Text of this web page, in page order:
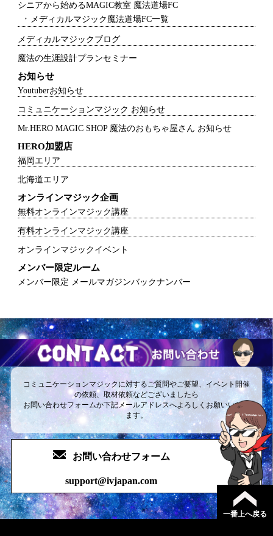
シニアから始めるMAGIC教室 魔法道場FC
メディカルマジック魔法道場FC一覧
メディカルマジックブログ
魔法の生涯設計プランセミナー
お知らせ
Youtuberお知らせ
コミュニケーションマジック お知らせ
Mr.HERO MAGIC SHOP 魔法のおもちゃ屋さん お知らせ
HERO加盟店
福岡エリア
北海道エリア
オンラインマジック企画
無料オンラインマジック講座
有料オンラインマジック講座
オンラインマジックイベント
メンバー限定ルーム
メンバー限定 メールマガジンバックナンバー
コミュニケーションマジックに対するご質問やご要望、イベント開催
の依頼、取材依頼などございましたら
お問い合わせフォームか下記メールアドレスへよろしくお願いいたし
ます。
お問い合わせフォーム
support@ivjapan.com
一番上へ戻る